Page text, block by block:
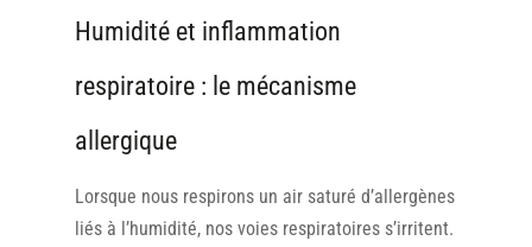
Humidité et inflammation
respiratoire : le mécanisme
allergique
Lorsque nous respirons un air saturé d’allergènes
liés à l’humidité, nos voies respiratoires s’irritent.